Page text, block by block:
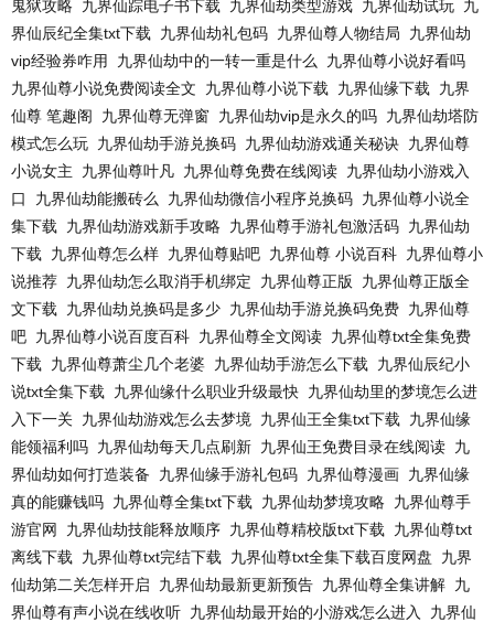
鬼狱攻略 九界仙踪电子书下载 九界仙劫类型游戏 九界仙劫试玩 九
界仙辰纪全集txt下载
九界仙劫礼包码 九界仙尊人物结局
九界仙劫
vip经验券咋用
九界仙劫中的一转一重是什么
九界仙尊小说好看吗
九界仙尊小说免费阅读全文
九界仙尊小说下载 九界仙缘下载
九界
仙尊 笔趣阁
九界仙尊无弹窗 九界仙劫vip是永久的吗 九界仙劫塔防
模式怎么玩 九界仙劫手游兑换码 九界仙劫游戏通关秘诀 九界仙尊
小说女主
九界仙尊叶凡 九界仙尊免费在线阅读 九界仙劫小游戏入
口
九界仙劫能搬砖么 九界仙劫微信小程序兑换码 九界仙尊小说全
集下载
九界仙劫游戏新手攻略 九界仙尊手游礼包激活码 九界仙劫
下载
九界仙尊怎么样 九界仙尊贴吧 九界仙尊 小说百科 九界仙尊小
说推荐 九界仙劫怎么取消手机绑定 九界仙尊正版
九界仙尊正版全
文下载
九界仙劫兑换码是多少 九界仙劫手游兑换码免费 九界仙尊
吧 九界仙尊小说百度百科 九界仙尊全文阅读 九界仙尊txt全集免费
下载
九界仙尊萧尘几个老婆 九界仙劫手游怎么下载
九界仙辰纪小
说txt全集下载
九界仙缘什么职业升级最快 九界仙劫里的梦境怎么进
入下一关 九界仙劫游戏怎么去梦境 九界仙王全集txt下载
九界仙缘
能领福利吗 九界仙劫每天几点刷新 九界仙王免费目录在线阅读 九
界仙劫如何打造装备
九界仙缘手游礼包码 九界仙尊漫画 九界仙缘
真的能赚钱吗 九界仙尊全集txt下载 九界仙劫梦境攻略 九界仙尊手
游官网
九界仙劫技能释放顺序 九界仙尊精校版txt下载
九界仙尊txt
离线下载
九界仙尊txt完结下载 九界仙尊txt全集下载百度网盘
九界
仙劫第二关怎样开启
九界仙劫最新更新预告 九界仙尊全集讲解 九
界仙尊有声小说在线收听 九界仙劫最开始的小游戏怎么进入
九界仙